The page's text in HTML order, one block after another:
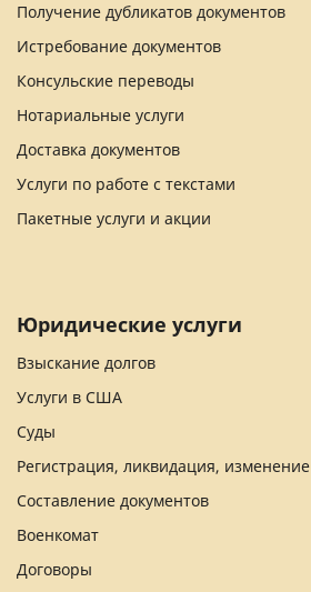
Получение дубликатов документов
Истребование документов
Консульские переводы
Нотариальные услуги
Доставка документов
Услуги по работе с текстами
Пакетные услуги и акции
Юридические услуги
Взыскание долгов
Услуги в США
Суды
Регистрация, ликвидация, изменение
Составление документов
Военкомат
Договоры